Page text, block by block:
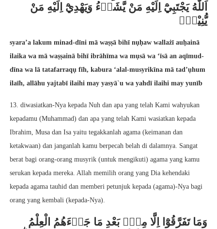
اَللّٰهُ يَجْتَبِيْٓ اِلَيْهِ مَنْ يَّشَاۤءُ وَيَهْدِيْٓ اِلَيْهِ مَنْ
يُّنِيْبُۗ
syara’a lakum minad-dīni mā waṣṣā bihī nụḥaw wallażī auḥainā
ilaika wa mā waṣṣainā bihī ibrāhīma wa mụsā wa ‘īsā an aqīmud-
dīna wa lā tatafarraqụ fīh, kabura ‘alal-musyrikīna mā tad’ụhum
ilaīh, allāhu yajtabī ilaihi may yasyā`u wa yahdī ilaihi may yunīb
13. diwasiatkan-Nya kepada Nuh dan apa yang telah Kami wahyukan
kepadamu (Muhammad) dan apa yang telah Kami wasiatkan kepada
Ibrahim, Musa dan Isa yaitu tegakkanlah agama (keimanan dan
ketakwaan) dan janganlah kamu berpecah belah di dalamnya. Sangat
berat bagi orang-orang musyrik (untuk mengikuti) agama yang kamu
serukan kepada mereka. Allah memilih orang yang Dia kehendaki
kepada agama tauhid dan memberi petunjuk kepada (agama)-Nya bagi
orang yang kembali (kepada-Nya).
وَمَا تَفَرَّقُوْٓا اِلَّا مِنْۢ بَعْدِ مَا جَاۤءَهُمُ الْعِلْمُ